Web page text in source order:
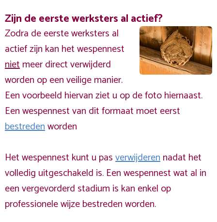
Zijn de eerste werksters al actief?
Zodra de eerste werksters al
actief zijn kan het wespennest
nietmeer direct verwijderd
worden op een veilige manier.
Een voorbeeld hiervan ziet u op de foto hiernaast.
Een wespennest van dit formaat moet eerst
bestredenworden
Het wespennest kunt u pasverwijderennadat het
volledig uitgeschakeld is. Een wespennest wat al in
een vergevorderd stadium is kan enkel op
professionele wijze bestreden worden.